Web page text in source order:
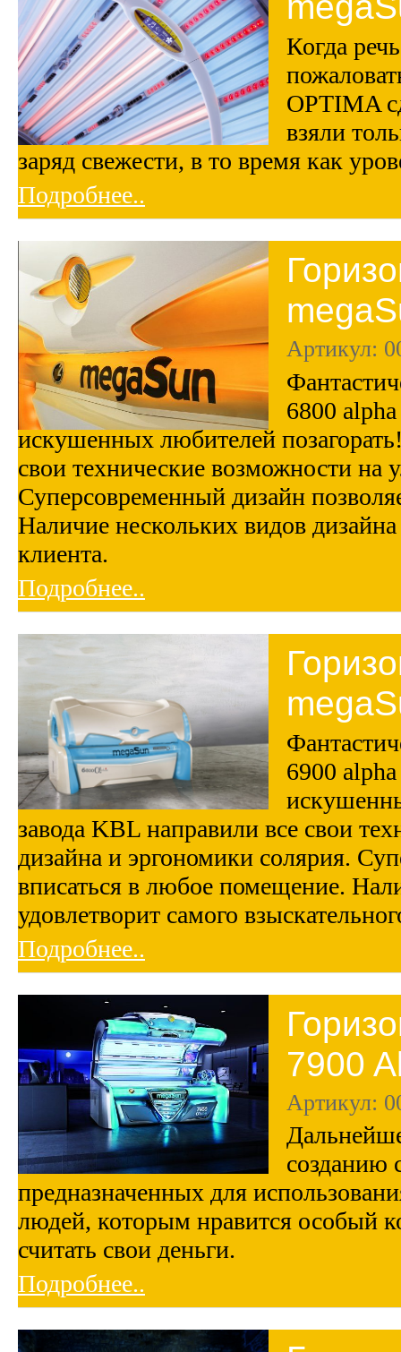
Когда
OPTIMA
взяли
заряд свежести, в то время как
Подробнее..
Артикул:
6800
искушенных любителей
свои технические возможности на
Суперсовременный дизайн
Наличие нескольких видов
клиента.
Подробнее..
6900
завода KBL направили все свои
дизайна и эргономики солярия.
вписаться в любое помещение.
удовлетворит самого
Подробнее..
7900
Артикул:
созданию
предназначенных для
людей, которым нравится особый
считать свои деньги.
Подробнее..